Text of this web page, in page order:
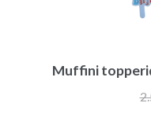
Muffini